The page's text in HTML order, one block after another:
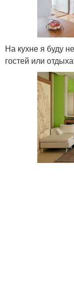
На кухне я буду
гостей или